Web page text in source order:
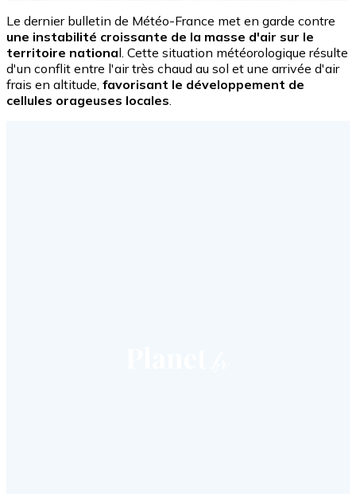
Le dernier bulletin de Météo-France met en garde contre
une instabilité croissante de la masse d'air sur le
territoire national. Cette situation météorologique résulte
d'un conflit entre l'air très chaud au sol et une arrivée d'air
frais en altitude, favorisant le développement de
cellules orageuses locales